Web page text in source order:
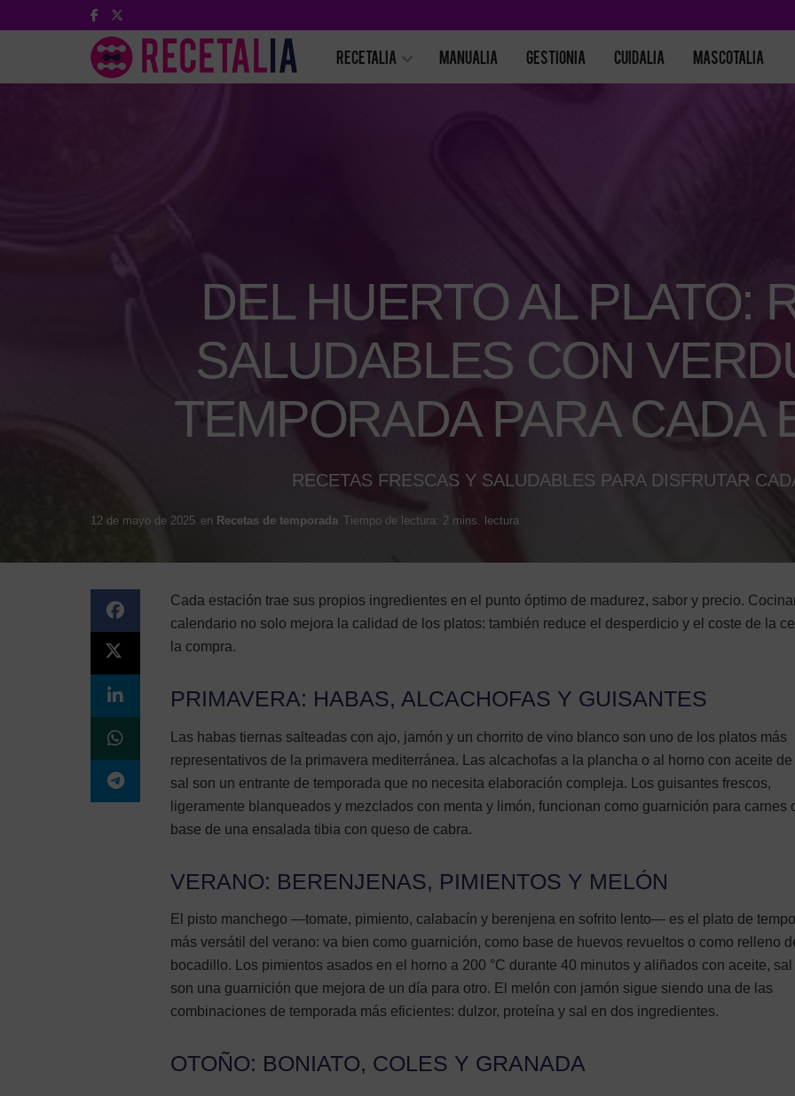
RECETALIA MANUALIA GESTIONIA CUIDALIA MASCOTALIA
DEL HUERTO AL PLATO:
SALUDABLES CON
TEMPORADA PARA CADA
RECETAS FRESCAS Y SALUDABLES PARA DISFRUTAR
12 de mayo de 2025 en Recetas de temporada Tiempo de lectura: 2 mins. lectura
Cada estación trae sus propios ingredientes en el punto óptimo de madurez, sabor y precio.
calendario no solo mejora la calidad de los platos: también reduce el desperdicio y el coste de la
la compra.
PRIMAVERA: HABAS, ALCACHOFAS Y GUISANTES
Las habas tiernas salteadas con ajo, jamón y un chorrito de vino blanco son uno de los platos más
representativos de la primavera mediterránea. Las alcachofas a la plancha o al horno con aceite
sal son un entrante de temporada que no necesita elaboración compleja. Los guisantes frescos,
ligeramente blanqueados y mezclados con menta y limón, funcionan como guarnición para carnes
base de una ensalada tibia con queso de cabra.
VERANO: BERENJENAS, PIMIENTOS Y MELÓN
El pisto manchego —tomate, pimiento, calabacín y berenjena en sofrito lento— es el plato de
más versátil del verano: va bien como guarnición, como base de huevos revueltos o como relleno
bocadillo. Los pimientos asados en el horno a 200 °C durante 40 minutos y aliñados con aceite, sal
son una guarnición que mejora de un día para otro. El melón con jamón sigue siendo una de las
combinaciones de temporada más eficientes: dulzor, proteína y sal en dos ingredientes.
OTOÑO: BONIATO, COLES Y GRANADA